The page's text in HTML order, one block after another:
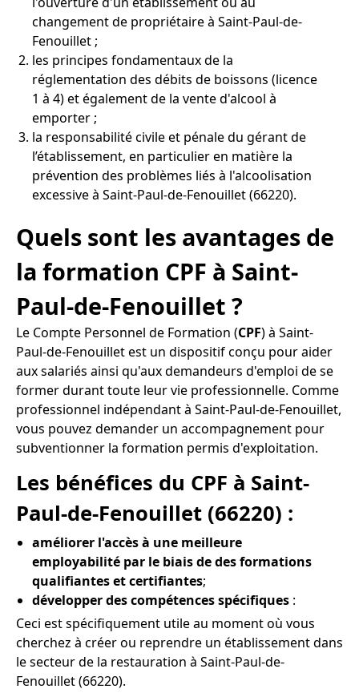
changement de propriétaire à Saint-Paul-de-
Fenouillet ;
les principes fondamentaux de la
réglementation des débits de boissons (licence
1 à 4) et également de la vente d'alcool à
emporter ;
la responsabilité civile et pénale du gérant de
l’établissement, en particulier en matière la
prévention des problèmes liés à l'alcoolisation
excessive à Saint-Paul-de-Fenouillet (66220).
Quels sont les avantages de
la formation CPF à Saint-
Paul-de-Fenouillet ?
Le Compte Personnel de Formation (CPF) à Saint-
Paul-de-Fenouillet est un dispositif conçu pour aider
aux salariés ainsi qu'aux demandeurs d'emploi de se
former durant toute leur vie professionnelle. Comme
professionnel indépendant à Saint-Paul-de-Fenouillet,
vous pouvez demander un accompagnement pour
subventionner la formation permis d'exploitation.
Les bénéfices du CPF à Saint-
Paul-de-Fenouillet (66220) :
améliorer l'accès à une meilleure
employabilité par le biais de des formations
qualifiantes et certifiantes;
développer des compétences spécifiques :
Ceci est spécifiquement utile au moment où vous
cherchez à créer ou reprendre un établissement dans
le secteur de la restauration à Saint-Paul-de-
Fenouillet (66220).